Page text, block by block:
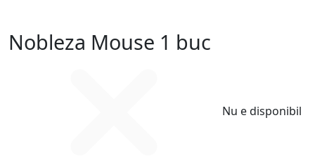
Nobleza Mouse 1 buc
Nu e disponibil